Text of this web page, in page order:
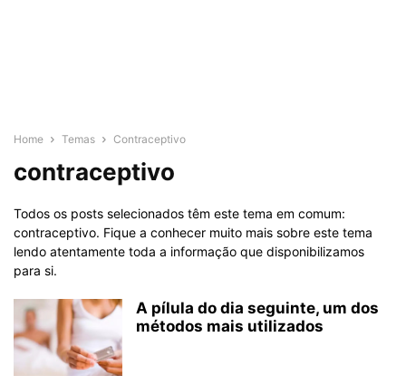
Home Temas Contraceptivo
contraceptivo
Todos os posts selecionados têm este tema em comum:
contraceptivo. Fique a conhecer muito mais sobre este tema
lendo atentamente toda a informação que disponibilizamos
para si.
A pílula do dia seguinte, um dos
métodos mais utilizados